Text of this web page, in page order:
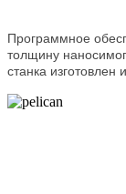
Программное
толщину
станка